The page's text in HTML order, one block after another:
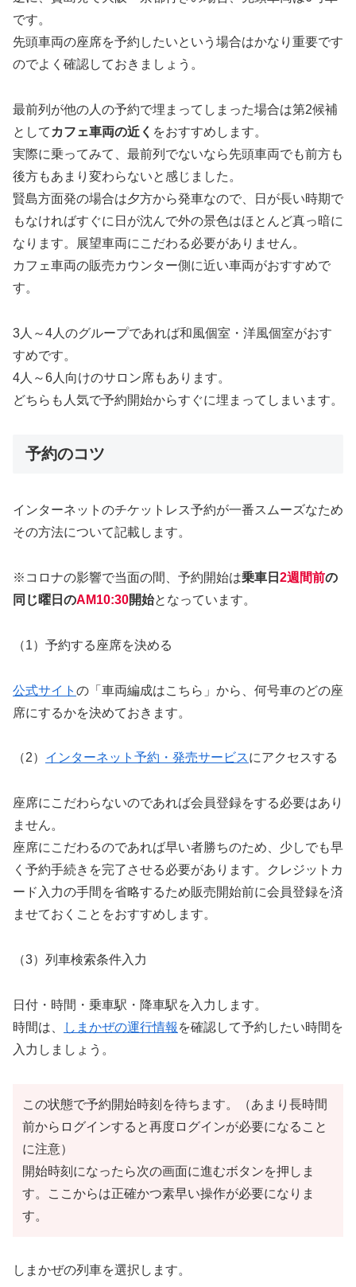
です。
先頭車両の座席を予約したいという場合はかなり重要です
のでよく確認しておきましょう。
最前列が他の人の予約で埋まってしまった場合は第2候補
として カフェ車両の近く をおすすめします。
実際に乗ってみて、最前列でないなら先頭車両でも前方も
後方もあまり変わらないと感じました。
賢島方面発の場合は夕方から発車なので、日が長い時期で
もなければすぐに日が沈んで外の景色はほとんど真っ暗に
なります。展望車両にこだわる必要がありません。
カフェ車両の販売カウンター側に近い車両がおすすめで
す。
3人～4人のグループであれば和風個室・洋風個室がおす
すめです。
4人～6人向けのサロン席もあります。
どちらも人気で予約開始からすぐに埋まってしまいます。
予約のコツ
インターネットのチケットレス予約が一番スムーズなため
その方法について記載します。
※コロナの影響で当面の間、予約開始は乗車日 2週間前の
同じ曜日のAM10:30開始となっています。
（1）予約する座席を決める
公式サイト の「車両編成はこちら」から、何号車のどの座
席にするかを決めておきます。
（2） インターネット予約・発売サービスにアクセスする
座席にこだわらないのであれば会員登録をする必要はあり
ません。
座席にこだわるのであれば早い者勝ちのため、少しでも早
く予約手続きを完了させる必要があります。クレジットカ
ード入力の手間を省略するため販売開始前に会員登録を済
ませておくことをおすすめします。
（3）列車検索条件入力
日付・時間・乗車駅・降車駅を入力します。
時間は、
しまかぜの運行情報 を確認して予約したい時間を
入力しましょう。
この状態で予約開始時刻を待ちます。（あまり長時間
前からログインすると再度ログインが必要になること
に注意）
開始時刻になったら次の画面に進むボタンを押しま
す。ここからは正確かつ素早い操作が必要になりま
す。
しまかぜの列車を選択します。